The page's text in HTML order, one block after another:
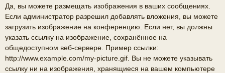
Да, вы можете размещать изображения в ваших сообщениях.
Если администратор разрешил добавлять вложения, вы можете
загрузить изображение на конференцию. Если нет, вы должны
указать ссылку на изображение, сохранённое на
общедоступном веб-сервере. Пример ссылки:
http://www.example.com/my-picture.gif. Вы не можете указывать
ссылку ни на изображения, хранящиеся на вашем компьютере